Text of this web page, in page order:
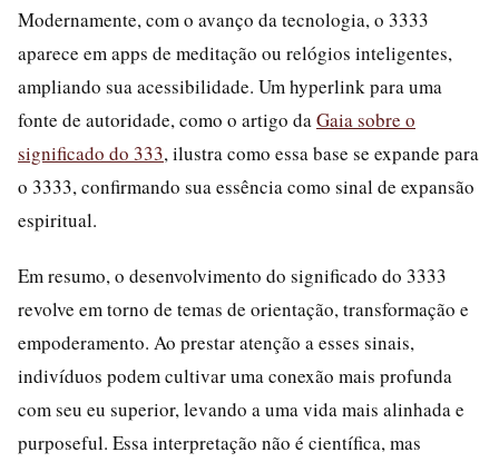
Modernamente, com o avanço da tecnologia, o 3333
aparece em apps de meditação ou relógios inteligentes,
ampliando sua acessibilidade. Um hyperlink para uma
fonte de autoridade, como o artigo daGaia sobre o
significado do 333, ilustra como essa base se expande para
o 3333, confirmando sua essência como sinal de expansão
espiritual.
Em resumo, o desenvolvimento do significado do 3333
revolve em torno de temas de orientação, transformação e
empoderamento. Ao prestar atenção a esses sinais,
indivíduos podem cultivar uma conexão mais profunda
com seu eu superior, levando a uma vida mais alinhada e
purposeful. Essa interpretação não é científica, mas